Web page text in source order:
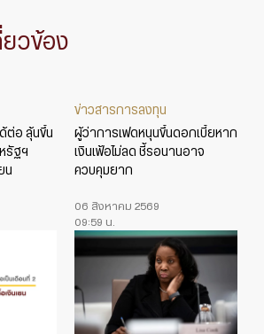
วข้อง
ต่อ ลุ้นขึ้น
รัฐฯ
น
ข่าวสารการลงทุน
ผู้ว่าการเฟดหนุนขึ้นดอกเบี้ยหาก
เงินเฟ้อไม่ลด ชี้รอนานอาจ
ควบคุมยาก
06 สิงหาคม 2569
09:59 น.